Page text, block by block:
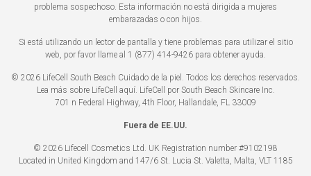
problema sospechoso. Esta información no está dirigida a mujeres
embarazadas o con hijos.
Si está utilizando un lector de pantalla y tiene problemas para utilizar el sitio
web, por favor llame al 1 (877) 414-9426 para obtener ayuda.
© 2026 LifeCell South Beach Cuidado de la piel. Todos los derechos reservados.
Lea más sobre LifeCell aquí. LifeCell por South Beach Skincare Inc.
701 n Federal Highway, 4th Floor, Hallandale, FL 33009
Fuera de EE.UU.
© 2026 Lifecell Cosmetics Ltd. UK Registration number #9102198
Located in United Kingdom and 147/6 St. Lucia St. Valetta, Malta, VLT 1185